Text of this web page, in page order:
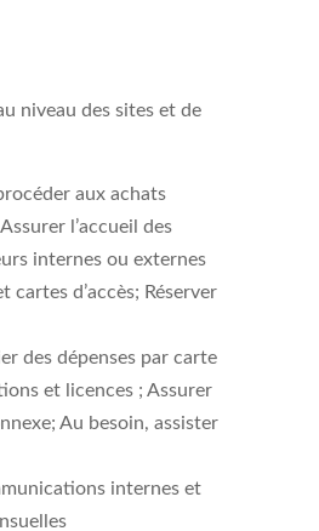
niveau des sites et de
aux achats
l’accueil des
internes ou externes
d’accès; Réserver
des dépenses par carte
et licences ; Assurer
Au besoin, assister
internes et